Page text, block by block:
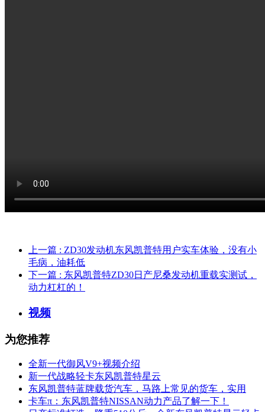
上一篇 : ZD30发动机东风凯普特用户实车体验，没有小
毛病，油耗低
下一篇 : 东风凯普特ZD30日产尼桑发动机重载实测试，
动力杠杠的！
视频
为您推荐
全新一代御风V9+视频介绍
新一代战略轻卡东风凯普特星云
东风凯普特蓝牌载货汽车，马路上常见的货车，实用
卡车π：东风凯普特NISSAN动力产品了解一下！